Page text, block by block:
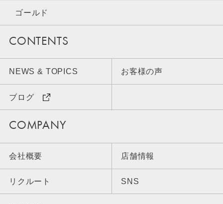
ゴールド
CONTENTS
NEWS & TOPICS お客様の声
ブログ
COMPANY
会社概要 店舗情報
リクルート SNS